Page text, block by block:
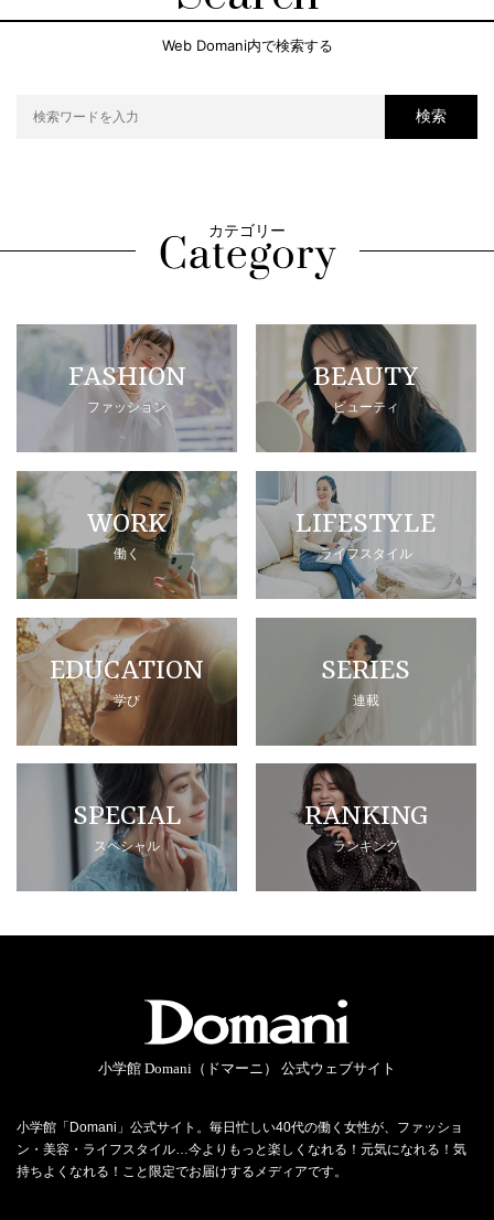
Web Domani内で検索する
検索
カテゴリー
FASHION
ファッション
BEAUTY
ビューティ
WORK
働く
LIFESTYLE
ライフスタイル
EDUCATION
学び
SERIES
連載
SPECIAL
スペシャル
RANKING
ランキング
小学館 Domani（ドマーニ） 公式ウェブサイト
小学館「Domani」公式サイト。毎日忙しい40代の働く女性が、ファッショ
ン・美容・ライフスタイル…今よりもっと楽しくなれる！元気になれる！気
持ちよくなれる！こと限定でお届けするメディアです。